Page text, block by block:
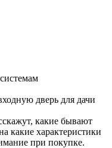
дверь для дачи
какие бывают
какие характеристики
при покупке.